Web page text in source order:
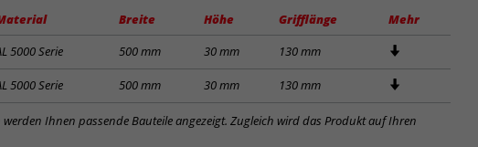
Breite Höhe Grifflänge
Mehr
5000 Serie 500 mm 30 mm 130 mm
5000 Serie 500 mm 30 mm 130 mm
Ihnen passende Bauteile angezeigt. Zugleich wird das Produkt auf Ihren